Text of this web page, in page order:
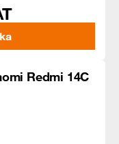
Redmi 14C